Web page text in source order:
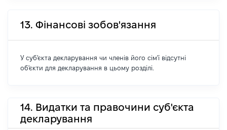
13. Фінансові зобов'язання
У суб'єкта декларування чи членів його сім'ї відсутні
об'єкти для декларування в цьому розділі.
14. Видатки та правочини суб'єкта
декларування